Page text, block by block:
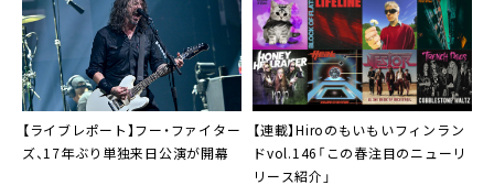
【ライブレポート】フー・ファイター
ズ、17年ぶり単独来日公演が開幕
【連載】Hiroのもいもいフィンラン
ドvol.146「この春注目のニューリ
リース紹介」